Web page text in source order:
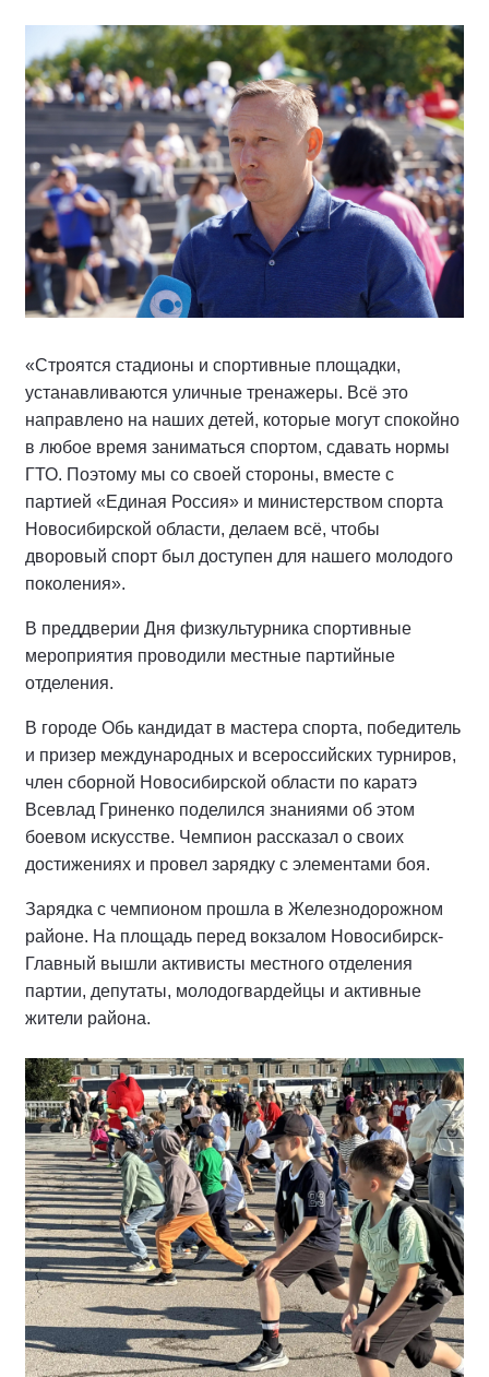
«Строятся стадионы и спортивные площадки,
устанавливаются уличные тренажеры. Всё это
направлено на наших детей, которые могут спокойно
в любое время заниматься спортом, сдавать нормы
ГТО. Поэтому мы со своей стороны, вместе с
партией «Единая Россия» и министерством спорта
Новосибирской области, делаем всё, чтобы
дворовый спорт был доступен для нашего молодого
поколения».
В преддверии Дня физкультурника спортивные
мероприятия проводили местные партийные
отделения.
В городе Обь кандидат в мастера спорта, победитель
и призер международных и всероссийских турниров,
член сборной Новосибирской области по каратэ
Всевлад Гриненко поделился знаниями об этом
боевом искусстве. Чемпион рассказал о своих
достижениях и провел зарядку с элементами боя.
Зарядка с чемпионом прошла в Железнодорожном
районе. На площадь перед вокзалом Новосибирск-
Главный вышли активисты местного отделения
партии, депутаты, молодогвардейцы и активные
жители района.